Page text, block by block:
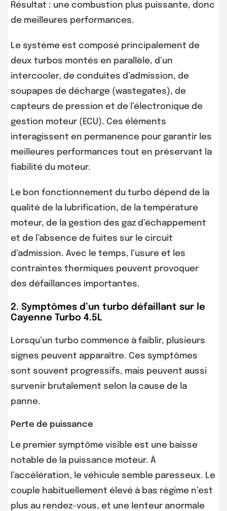
Résultat : une combustion plus puissante, donc
de meilleures performances.
Le système est composé principalement de
deux turbos montés en parallèle, d’un
intercooler, de conduites d’admission, de
soupapes de décharge (wastegates), de
capteurs de pression et de l’électronique de
gestion moteur (ECU). Ces éléments
interagissent en permanence pour garantir les
meilleures performances tout en préservant la
fiabilité du moteur.
Le bon fonctionnement du turbo dépend de la
qualité de la lubrification, de la température
moteur, de la gestion des gaz d’échappement
et de l’absence de fuites sur le circuit
d’admission. Avec le temps, l’usure et les
contraintes thermiques peuvent provoquer
des défaillances importantes.
2. Symptômes d’un turbo défaillant sur le
Cayenne Turbo 4.5L
Lorsqu’un turbo commence à faiblir, plusieurs
signes peuvent apparaître. Ces symptômes
sont souvent progressifs, mais peuvent aussi
survenir brutalement selon la cause de la
panne.
Perte de puissance
Le premier symptôme visible est une baisse
notable de la puissance moteur. À
l’accélération, le véhicule semble paresseux. Le
couple habituellement élevé à bas régime n’est
plus au rendez-vous, et une lenteur anormale